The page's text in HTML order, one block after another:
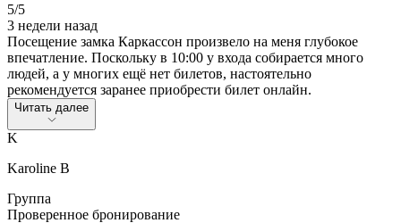
5/5
3 недели назад
Посещение замка Каркассон произвело на меня глубокое
впечатление. Поскольку в 10:00 у входа собирается много
людей, а у многих ещё нет билетов, настоятельно
рекомендуется заранее приобрести билет онлайн.
Читать далее
K
Karoline B
Группа
Проверенное бронирование